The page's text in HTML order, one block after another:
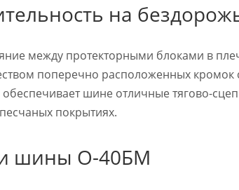
на
между протекторными блоками в
поперечно расположенных
шине отличные тягово-
покрытиях.
шины О-40БМ